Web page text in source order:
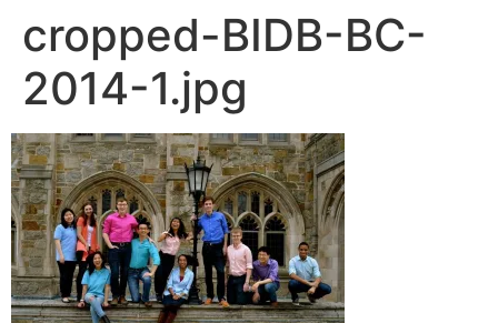
cropped-BIDB-BC-
2014-1.jpg